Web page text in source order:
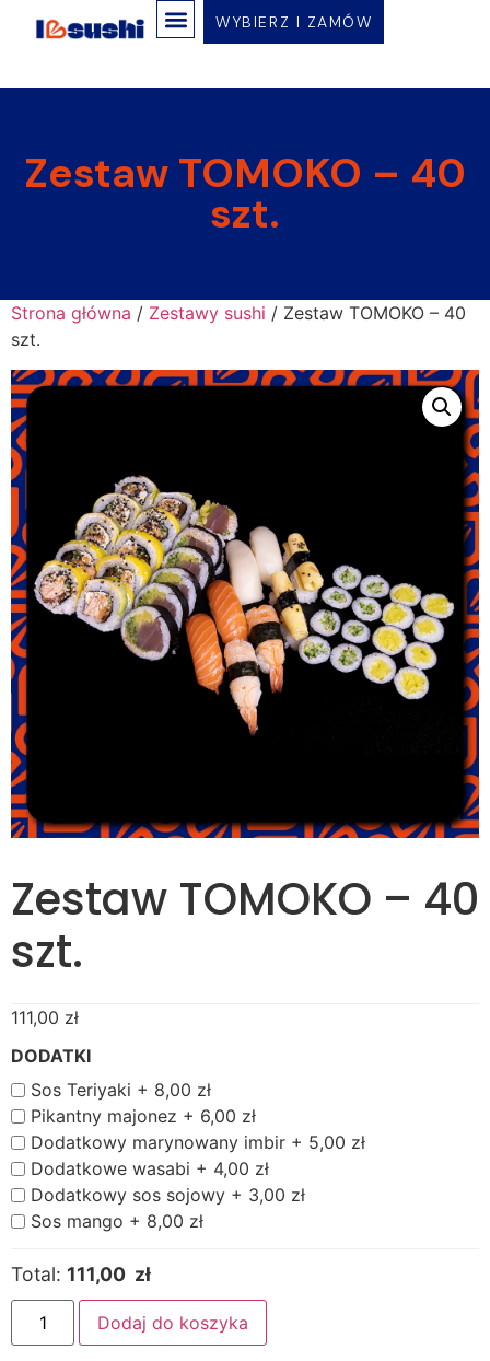
WYBIERZ I ZAMÓW
Zestaw TOMOKO – 40
szt.
Strona główna / Zestawy sushi / Zestaw TOMOKO – 40
szt.
Zestaw TOMOKO – 40
szt.
111,00 zł
DODATKI
Sos Teriyaki + 8,00 zł
Pikantny majonez + 6,00 zł
Dodatkowy marynowany imbir + 5,00 zł
Dodatkowe wasabi + 4,00 zł
Dodatkowy sos sojowy + 3,00 zł
Sos mango + 8,00 zł
Total: 111,00 zł
Dodaj do koszyka